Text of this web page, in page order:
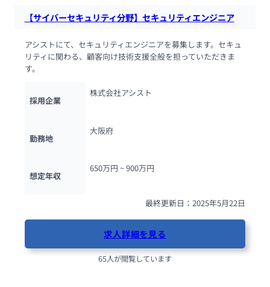
【サイバーセキュリティ分野】セキュリティエンジニア
アシストにて、セキュリティエンジニアを募集します。セキュ
リティに関わる、顧客向け技術支援全般を担っていただきま
す。
採用企業
株式会社アシスト
勤務地
大阪府
想定年収
650万円 ~ 900万円
最終更新日：2025年5月22日
求人詳細を見る
65人が閲覧しています